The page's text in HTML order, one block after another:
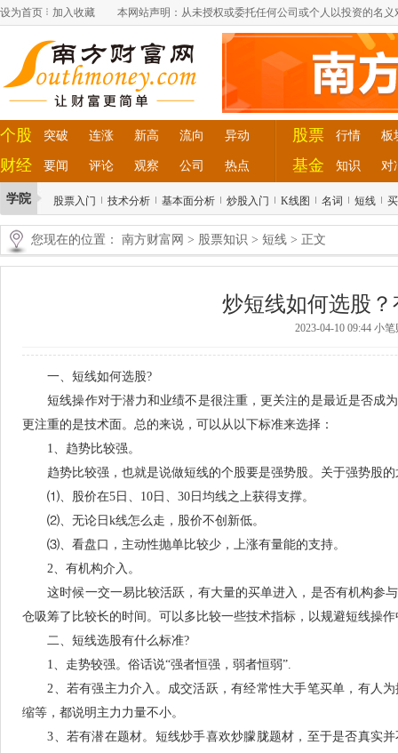
设为首页 加入收藏 本网站声明：从未授权或委托任何公司或个人以投资的名
个股 突破 连涨 新高 流向 异动
财经 要闻 评论 观察 公司 热点
股票 行情 板
基金 知识 对
学院 股票入门 技术分析 基本面分析 炒股入门 K线图 名词 短线
您现在的位置： 南方财富网 > 股票知识 > 短线 > 正文
炒短线如何选股
2023-04-10 09:44 小
一、短线如何选股?
短线操作对于潜力和业绩不是很注重，更关注的是最近是否成
更注重的是技术面。总的来说，可以从以下标准来选择：
1、趋势比较强。
趋势比较强，也就是说做短线的个股要是强势股。关于强势股的
⑴、股价在5日、10日、30日均线之上获得支撑。
⑵、无论日k线怎么走，股价不创新低。
⑶、看盘口，主动性抛单比较少，上涨有量能的支持。
2、有机构介入。
这时候一交一易比较活跃，有大量的买单进入，是否有机构参
仓吸筹了比较长的时间。可以多比较一些技术指标，以规避短线操
二、短线选股有什么标准?
1、走势较强。俗话说“强者恒强，弱者恒弱”.
2、若有强主力介入。成交活跃，有经常性大手笔买单，有人为
缩等，都说明主力力量不小。
3、若有潜在题材。短线炒手喜欢炒朦胧题材，至于是否真实并